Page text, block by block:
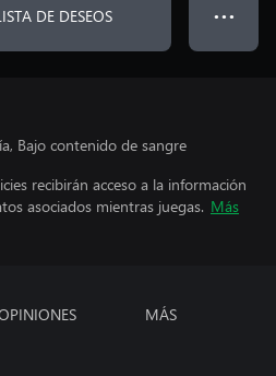
DE DESEOS ● ● ●
Bajo contenido de sangre
recibirán acceso a la información
asociados mientras juegas. Más
MÁS